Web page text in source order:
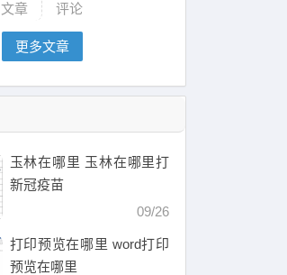
文章
评论
更多文章
玉林在哪里 玉林在哪里打
新冠疫苗
09/26
打印预览在哪里 word打印
预览在哪里